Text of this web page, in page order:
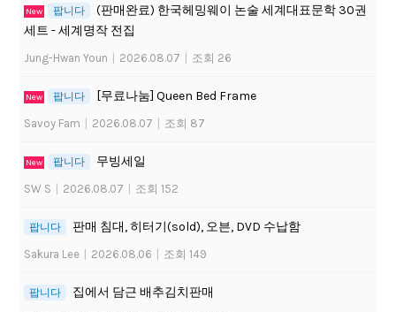
New 팝니다
(판매완료) 한국헤밍웨이 논술 세계대표문학 30권
세트 - 세계명작 전집
Jung-Hwan Youn 2026.08.07 조회 26
New 팝니다 [무료나눔] Queen Bed Frame
Savoy Fam 2026.08.07 조회 87
New 팝니다 무빙세일
SW S 2026.08.07 조회 152
팝니다 판매 침대, 히터기(sold), 오븐, DVD 수납함
Sakura Lee 2026.08.06 조회 149
팝니다 집에서 담근 배추김치판매